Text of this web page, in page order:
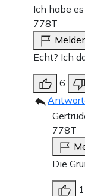
Ich habe
778T
Echt? Ich
6
778T
Die